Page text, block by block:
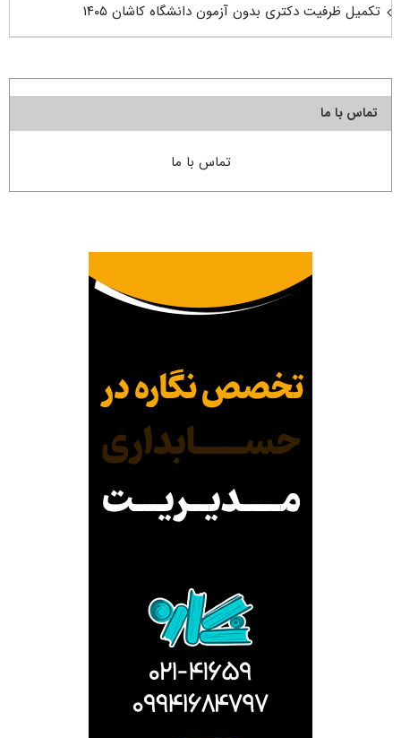
تکمیل ظرفیت دکتری بدون آزمون دانشگاه کاشان ۱۴۰۵
تماس با ما
تماس با ما